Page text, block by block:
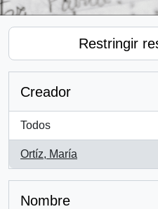
Restringir
Creador
Todos
Ortíz, María
, 1 resultados
Nombre